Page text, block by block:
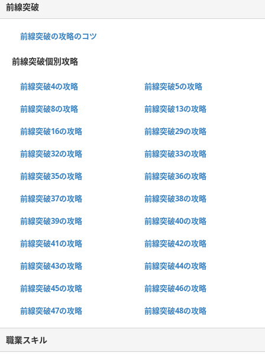
前線突破
前線突破の攻略のコツ
前線突破個別攻略
前線突破4の攻略 前線突破5の攻略
前線突破8の攻略 前線突破13の攻略
前線突破16の攻略 前線突破29の攻略
前線突破32の攻略 前線突破33の攻略
前線突破35の攻略 前線突破36の攻略
前線突破37の攻略 前線突破38の攻略
前線突破39の攻略 前線突破40の攻略
前線突破41の攻略 前線突破42の攻略
前線突破43の攻略 前線突破44の攻略
前線突破45の攻略 前線突破46の攻略
前線突破47の攻略 前線突破48の攻略
職業スキル